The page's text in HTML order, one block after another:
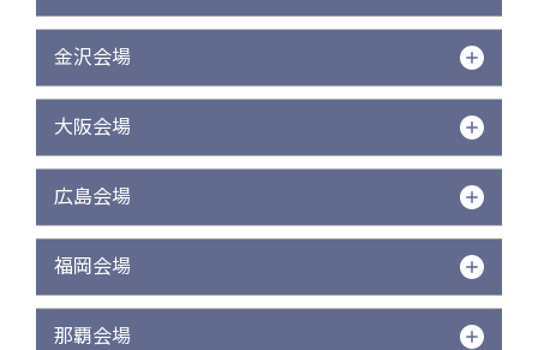
金沢会場
大阪会場
広島会場
福岡会場
那覇会場